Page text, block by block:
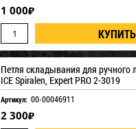
1 000₽
Петля складывания для ручного
ICE Spiralen, Expert PRO 2-3019
Артикул: 00-00046911
2 300₽